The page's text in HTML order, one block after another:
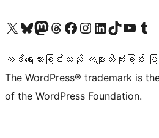
ကျွန်ုပ်တို့၏ X (ယခင် Twitter) အကောင့်သို့ သွားရောက်ကြည့်ရှုပါကျွန်ုပ်တို့၏ Bluesky အကောင့်သို့ ဝင်ရောက်ကြည့်ရှုရန်
ကျွန်ုပ်တို့၏ Mastodon အကောင့်သို့ သွားရောက်ကြည့်ရှုပါကျွန်ုပ်တို့၏ Threads အကောင့်သို့ ဝင်ရောက်ကြည့်ရှုရန်
ကျွန်ုပ်တို့၏ Facebook စာမျက်နှာသို့ သွားရောက်ကြည့်ရှုပါကျွန်ုပ်တို့၏ Instagram အကောင့်သို့ သွားရောက်ကြည့်ရှုပါ ကျွန်ုပ်တို့၏ LinkedIn အကောင့်သို့ သွားရောက်ကြည့်ရှုပါကျွန်ုပ်တို့၏ TikTok အကောင့်သို့ ဝင်ရောက်ကြည့်ရှုရန်
ကျွန်ုပ်တို့၏ YouTube ချန်နယ်သို့ သွားရောက်ကြည့်ရှုပါ ကျွန်ုပ်တို့၏ Tumblr အကောင့်သို့ ဝင်ရောက်ကြည့်ရှုရန်
ကုဒ်ရေးသားခြင်းသည် ကဗျာသီကုံးခြင်း
The WordPress® trademark is
of the WordPress Foundation.